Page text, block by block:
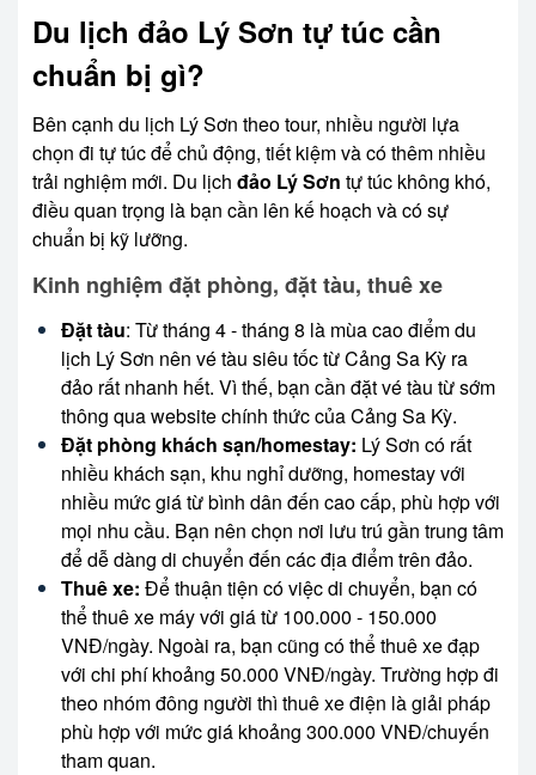
Du lịch đảo Lý Sơn tự túc cần
chuẩn bị gì?
Bên cạnh du lịch Lý Sơn theo tour, nhiều người lựa
chọn đi tự túc để chủ động, tiết kiệm và có thêm nhiều
trải nghiệm mới. Du lịch đảo Lý Sơn tự túc không khó,
điều quan trọng là bạn cần lên kế hoạch và có sự
chuẩn bị kỹ lưỡng.
Kinh nghiệm đặt phòng, đặt tàu, thuê xe
Đặt tàu: Từ tháng 4 - tháng 8 là mùa cao điểm du
lịch Lý Sơn nên vé tàu siêu tốc từ Cảng Sa Kỳ ra
đảo rất nhanh hết. Vì thế, bạn cần đặt vé tàu từ sớm
thông qua website chính thức của Cảng Sa Kỳ.
Đặt phòng khách sạn/homestay: Lý Sơn có rất
nhiều khách sạn, khu nghỉ dưỡng, homestay với
nhiều mức giá từ bình dân đến cao cấp, phù hợp với
mọi nhu cầu. Bạn nên chọn nơi lưu trú gần trung tâm
để dễ dàng di chuyển đến các địa điểm trên đảo.
Thuê xe: Để thuận tiện có việc di chuyển, bạn có
thể thuê xe máy với giá từ 100.000 - 150.000
VNĐ/ngày. Ngoài ra, bạn cũng có thể thuê xe đạp
với chi phí khoảng 50.000 VNĐ/ngày. Trường hợp đi
theo nhóm đông người thì thuê xe điện là giải pháp
phù hợp với mức giá khoảng 300.000 VNĐ/chuyến
tham quan.